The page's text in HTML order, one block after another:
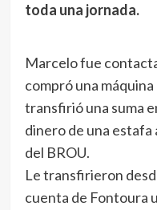
toda una jornada.
Marcelo fue
compró una
transfirió una suma
dinero de una estafa
del BROU.
Le transfirieron
cuenta de Fontoura